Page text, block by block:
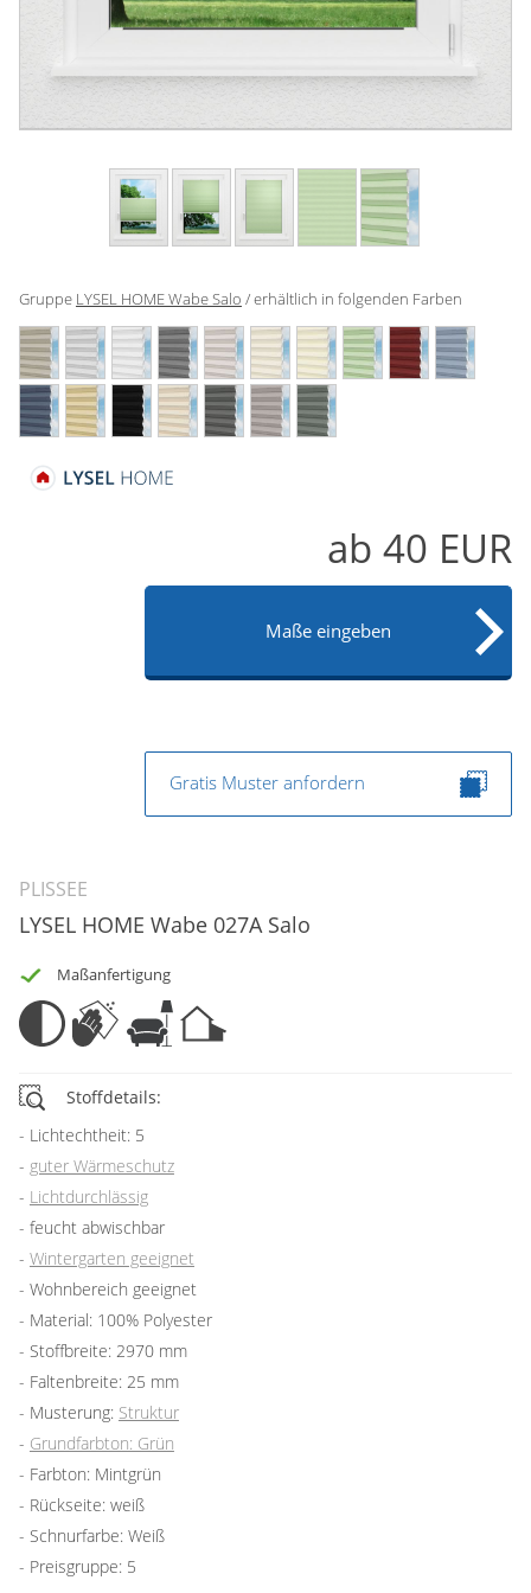
Gardinenstange
Gruppe LYSEL HOME Wabe Salo / erhältlich in folgenden Farben
PLISSEE
LYSEL HOME Wabe 027A Salo
Maßanfertigung
Stoffdetails:
Lichtechtheit: 5
guter Wärmeschutz
Lichtdurchlässig
feucht abwischbar
Wintergarten geeignet
Wohnbereich geeignet
Material: 100% Polyester
Stoffbreite: 2970 mm
Faltenbreite: 25 mm
Musterung: Struktur
Grundfarbton: Grün
Farbton: Mintgrün
Rückseite: weiß
Schnurfarbe: Weiß
Preisgruppe: 5
ab40 EUR
Maße eingeben
Gratis Muster anfordern